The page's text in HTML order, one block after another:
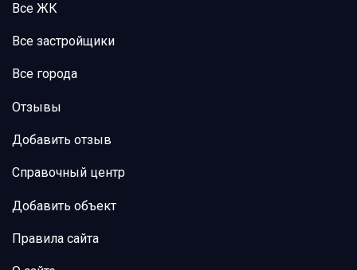
Все ЖК
Все застройщики
Все города
Отзывы
Добавить отзыв
Справочный центр
Добавить объект
Правила сайта